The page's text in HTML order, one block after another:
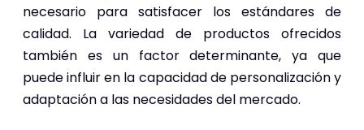
necesario para satisfacer los estándares de
calidad. La variedad de productos ofrecidos
también es un factor determinante, ya que
puede influir en la capacidad de personalización y
adaptación a las necesidades del mercado.